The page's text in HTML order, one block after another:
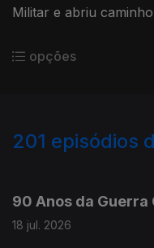
Militar e abriu
opções
201 episódios
90 Anos da Guerra
18 jul. 2026